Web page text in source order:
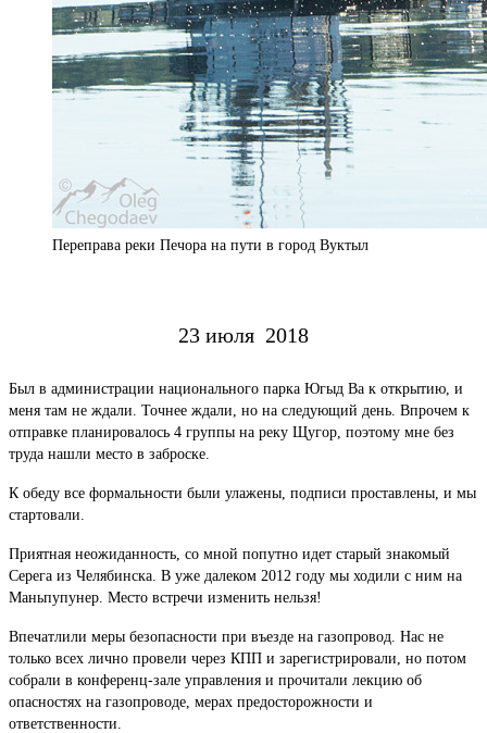
Переправа реки Печора на пути в город Вуктыл
23 июля 2018
Был в администрации национального парка Югыд Ва к открытию, и
меня там не ждали. Точнее ждали, но на следующий день. Впрочем к
отправке планировалось 4 группы на реку Щугор, поэтому мне без
труда нашли меcто в заброске.
К обеду все формальности были улажены, подписи проставлены, и мы
стартовали.
Приятная неожиданность, со мной попутно идет старый знакомый
Серега из Челябинска. В уже далеком 2012 году мы ходили с ним на
Маньпупунер. Место встречи изменить нельзя!
Впечатлили меры безопасности при въезде на газопровод. Нас не
только всех лично провели через КПП и зарегистрировали, но потом
собрали в конференц-зале управления и прочитали лекцию об
опасностях на газопроводе, мерах предосторожности и
ответственности.